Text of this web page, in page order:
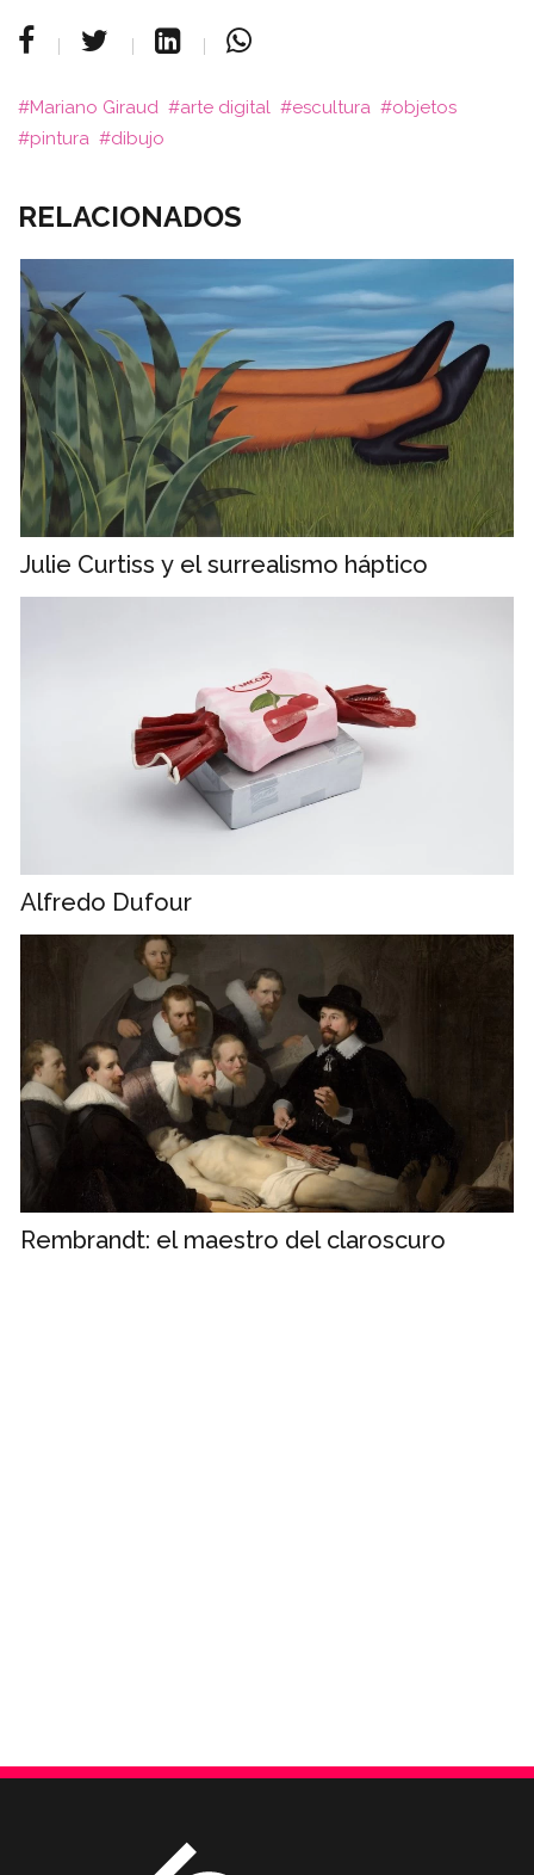
Mariano Giraud arte digital escultura
objetos
pintura
dibujo
RELACIONADOS
Julie Curtiss y el surrealismo háptico
Alfredo Dufour
Rembrandt: el maestro del claroscuro